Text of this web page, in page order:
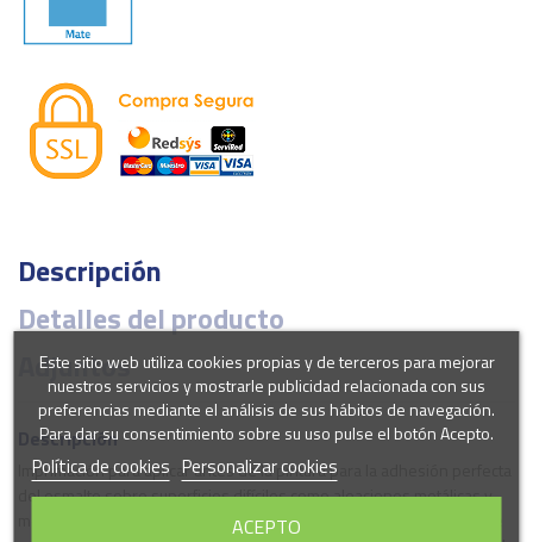
Descripción
Detalles del producto
Adjuntos
Descripción
Imprimación para aplicar antes de la pintura para la adhesión perfecta
del esmalte sobre superficies difíciles como aleaciones metálicas y
metales en general, que de otro modo no se podrían pintar. Protege
Este sitio web utiliza cookies propias y de terceros para mejorar
nuestros servicios y mostrarle publicidad relacionada con sus
preferencias mediante el análisis de sus hábitos de navegación.
Para dar su consentimiento sobre su uso pulse el botón Acepto.
Política de cookies Personalizar cookies
ACEPTO